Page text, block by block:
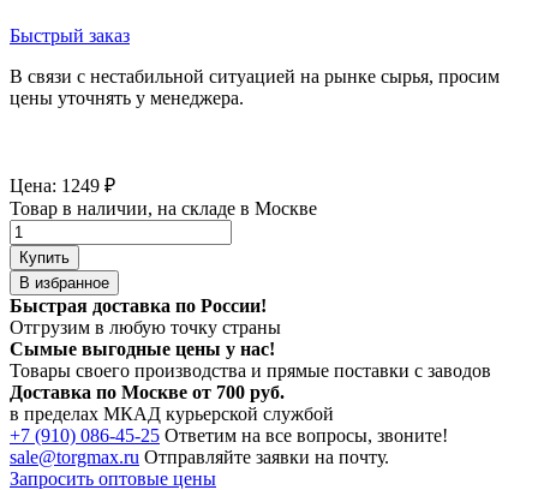
Быстрый заказ
В связи с нестабильной ситуацией на рынке сырья, просим
цены уточнять у менеджера.
Цена: 1249 ₽
Товар в наличии, на складе в Москве
Купить
В избранное
Быстрая доставка по России!
Отгрузим в любую точку страны
Сымые выгодные цены у нас!
Товары своего производства и прямые поставки с заводов
Доставка по Москве от 700 руб.
в пределах МКАД курьерской службой
+7 (910) 086-45-25 Ответим на все вопросы, звоните!
sale@torgmax.ru Отправляйте заявки на почту.
Запросить оптовые цены